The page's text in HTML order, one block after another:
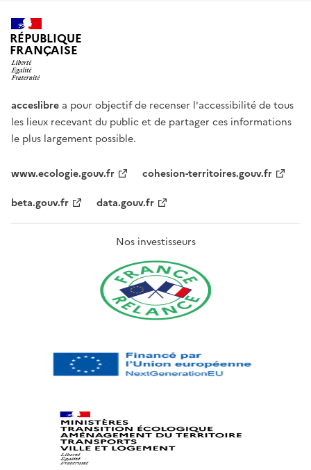
RÉPUBLIQUE
FRANÇAISE
acceslibre a pour objectif de recenser l'accessibilité de tous
les lieux recevant du public et de partager ces informations
le plus largement possible.
www.ecologie.gouv.fr
cohesion-territoires.gouv.fr
beta.gouv.fr
data.gouv.fr
Nos investisseurs